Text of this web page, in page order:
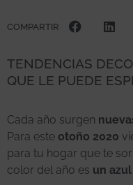
COMPARTIR
TENDENCIAS
QUE LE PUEDE
Cada año surgen
Para este otoño 2020
para tu hogar que te
color del año es un